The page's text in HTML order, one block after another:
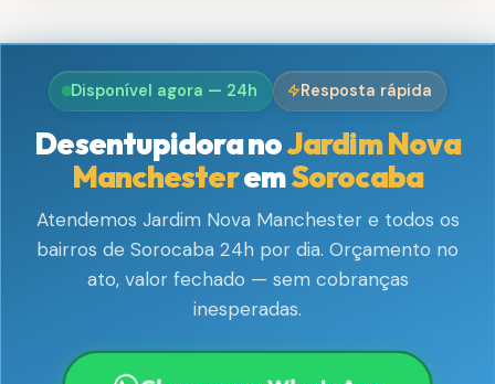
Disponível agora — 24h Resposta rápida
Desentupidora noJardim Nova
ManchesteremSorocaba
Atendemos Jardim Nova Manchester e todos os
bairros de Sorocaba 24h por dia. Orçamento no
ato, valor fechado — sem cobranças
inesperadas.